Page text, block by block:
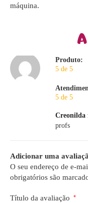
máquina.
Produto:
5 de 5
5 de 5
Creonilda
profs
Adicionar uma
O seu endereço de e-
obrigatórios são
Título da avaliação *